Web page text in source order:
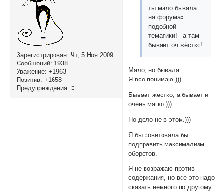
Зарегистрирован: Чт, 5 Ноя 2009
Сообщений: 1938
Уважение: +1963
Позитив: +1658
Предупреждения: ‡
ты мало бывала
на форумах
подобной
тематики! а там
бывает оч жёстко!
Мало, но бывала.
Я все понимаю.)))
Бывает жестко, а бывает и
очень мягко.)))
Но дело не в этом.)))
Я бы советовала бы
подправить максимализм
оборотов.
Я не возражаю против
содержания, но все это надо
сказать немного по другому.